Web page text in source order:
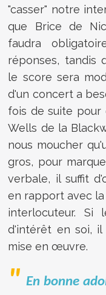
"casser" notre
que Brice de
faudra
réponses, tandis
le score sera
d'un concert a
fois de suite
Wells de la
nous moucher
gros, pour
verbale, il suffit
en rapport avec
interlocuteur. Si
d'intérêt en soi,
mise en œuvre.
En bonne